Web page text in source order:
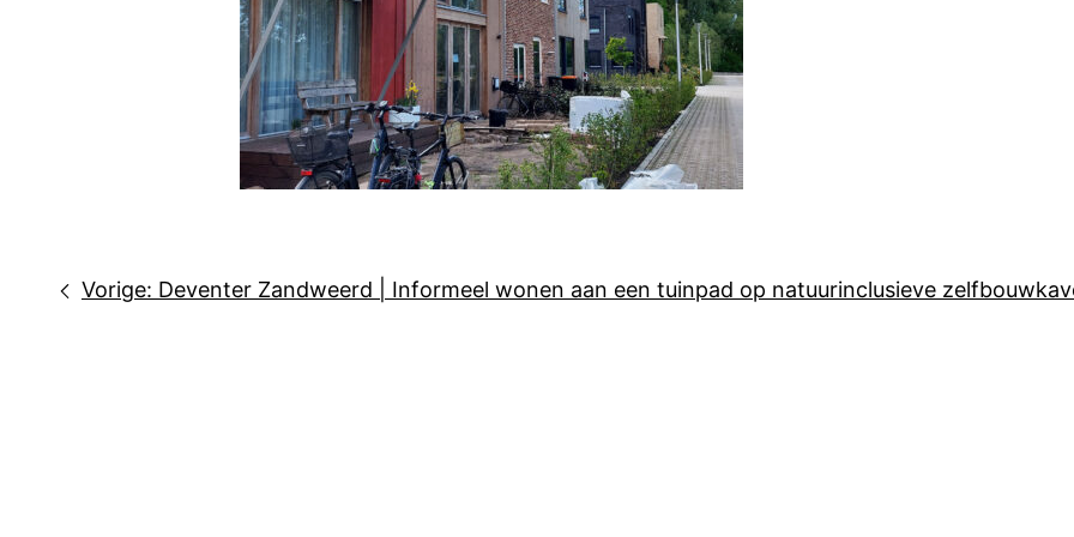
Bericht
Vorige: Deventer Zandweerd | Informeel wonen aan een tuinpad op natuurinclusieve